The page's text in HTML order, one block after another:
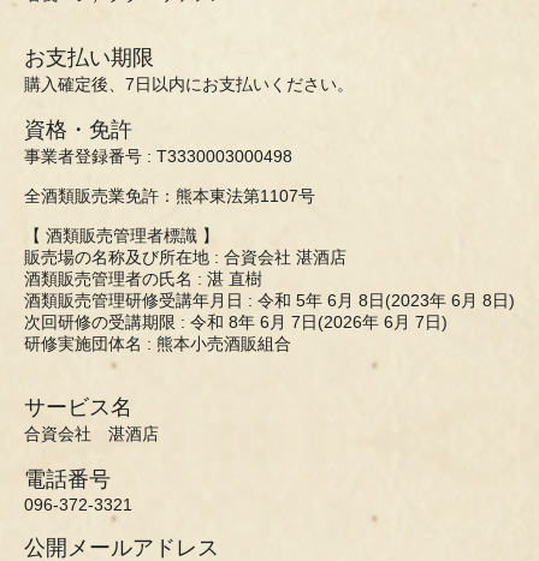
お支払い期限
購入確定後、7日以内にお支払いください。
資格・免許
事業者登録番号 : T3330003000498
全酒類販売業免許：熊本東法第1107号
【 酒類販売管理者標識 】
販売場の名称及び所在地 : 合資会社 湛酒店
酒類販売管理者の氏名 : 湛 直樹
酒類販売管理研修受講年月日 : 令和 5年 6月 8日(2023年 6月 8日)
次回研修の受講期限 : 令和 8年 6月 7日(2026年 6月 7日)
研修実施団体名 : 熊本小売酒販組合
サービス名
合資会社 湛酒店
電話番号
096-372-3321
公開メールアドレス